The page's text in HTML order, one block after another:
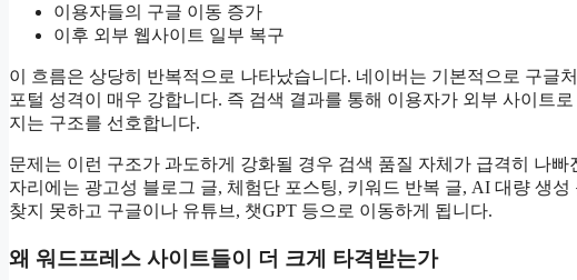
이용자들의 구글 이동 증가
이후 외부 웹사이트 일부 복구
이 흐름은 상당히 반복적으로 나타났습니다. 네이버는 기본적으로 구글
포털 성격이 매우 강합니다. 즉 검색 결과를 통해 이용자가 외부 사이트
지는 구조를 선호합니다.
문제는 이런 구조가 과도하게 강화될 경우 검색 품질 자체가 급격히 나
자리에는 광고성 블로그 글, 체험단 포스팅, 키워드 반복 글, AI 대량 생
찾지 못하고 구글이나 유튜브, 챗GPT 등으로 이동하게 됩니다.
왜 워드프레스 사이트들이 더 크게 타격받는가